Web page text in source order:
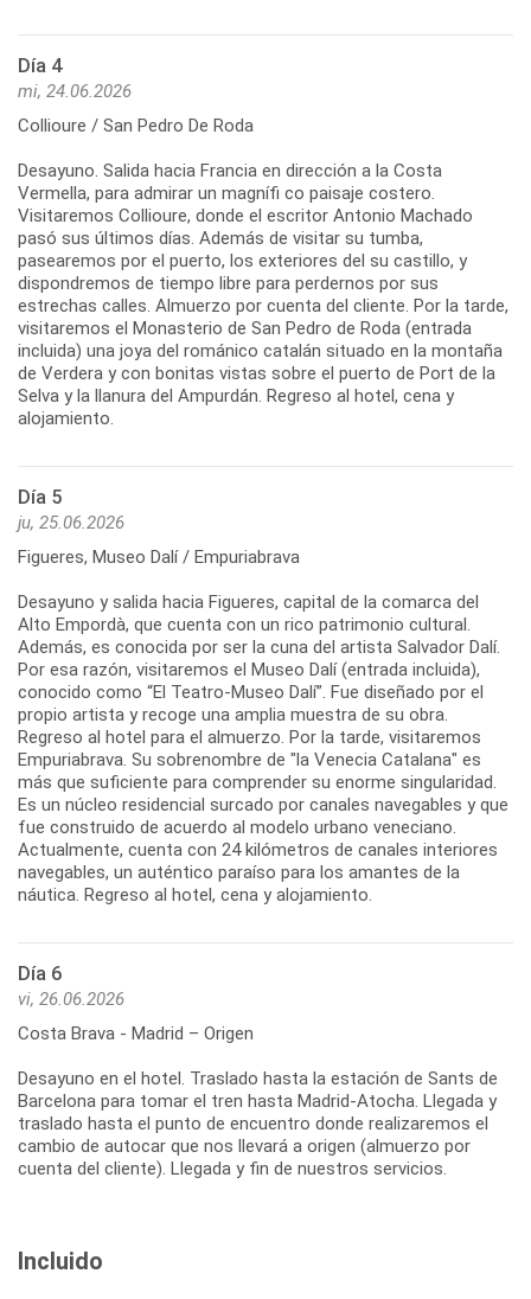
Día 4
mi, 24.06.2026
Collioure / San Pedro De Roda
Desayuno. Salida hacia Francia en dirección a la Costa
Vermella, para admirar un magnífi co paisaje costero.
Visitaremos Collioure, donde el escritor Antonio Machado
pasó sus últimos días. Además de visitar su tumba,
pasearemos por el puerto, los exteriores del su castillo, y
dispondremos de tiempo libre para perdernos por sus
estrechas calles. Almuerzo por cuenta del cliente. Por la tarde,
visitaremos el Monasterio de San Pedro de Roda (entrada
incluida) una joya del románico catalán situado en la montaña
de Verdera y con bonitas vistas sobre el puerto de Port de la
Selva y la llanura del Ampurdán. Regreso al hotel, cena y
alojamiento.
Día 5
ju, 25.06.2026
Figueres, Museo Dalí / Empuriabrava
Desayuno y salida hacia Figueres, capital de la comarca del
Alto Empordà, que cuenta con un rico patrimonio cultural.
Además, es conocida por ser la cuna del artista Salvador Dalí.
Por esa razón, visitaremos el Museo Dalí (entrada incluida),
conocido como “El Teatro-Museo Dalí”. Fue diseñado por el
propio artista y recoge una amplia muestra de su obra.
Regreso al hotel para el almuerzo. Por la tarde, visitaremos
Empuriabrava. Su sobrenombre de "la Venecia Catalana" es
más que suficiente para comprender su enorme singularidad.
Es un núcleo residencial surcado por canales navegables y que
fue construido de acuerdo al modelo urbano veneciano.
Actualmente, cuenta con 24 kilómetros de canales interiores
navegables, un auténtico paraíso para los amantes de la
náutica. Regreso al hotel, cena y alojamiento.
Día 6
vi, 26.06.2026
Costa Brava - Madrid – Origen
Desayuno en el hotel. Traslado hasta la estación de Sants de
Barcelona para tomar el tren hasta Madrid-Atocha. Llegada y
traslado hasta el punto de encuentro donde realizaremos el
cambio de autocar que nos llevará a origen (almuerzo por
Incluido